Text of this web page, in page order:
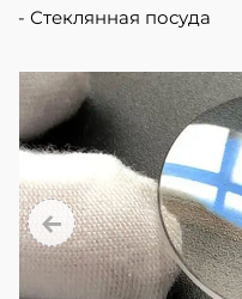
Стеклянная посуда